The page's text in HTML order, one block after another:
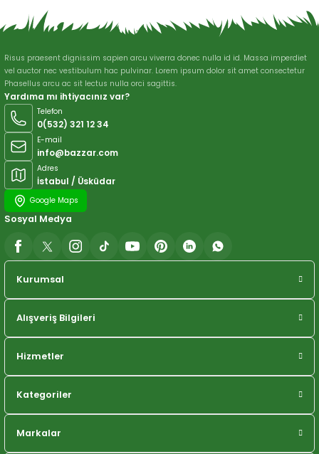
Gönder
Risus praesent dignissim sapien arcu viverra donec nulla id id. Massa imperdiet
vel auctor nec vestibulum hac pulvinar. Lorem ipsum dolor sit amet consectetur
Phasellus arcu ac sit lectus nulla orci sagittis.
Yardıma mı ihtiyacınız var?
Telefon
0(532) 321 12 34
E-mail
info@bazzar.com
Adres
İstabul / Üsküdar
Google Maps
Kurumsal
Alışveriş Bilgileri
Hizmetler
Kategoriler
Markalar
Sosyal Medya